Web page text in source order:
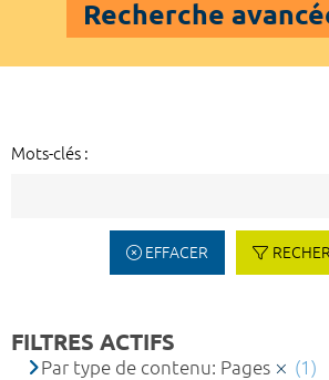
Recherche
Mots-clés :
EFFACER
FILTRES ACTIFS
Par type de contenu: Pages
(1)